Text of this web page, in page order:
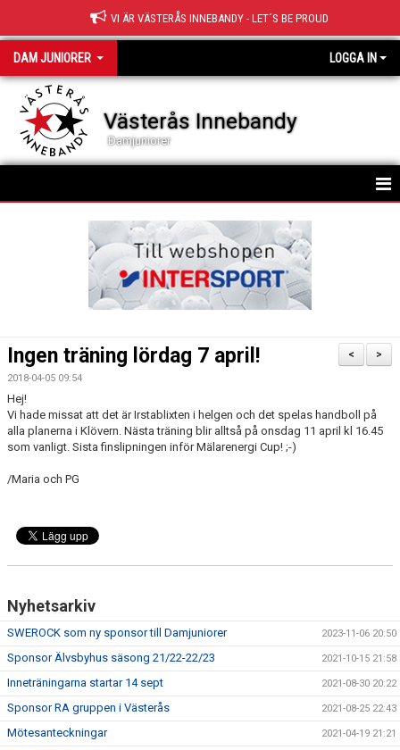
VI ÄR VÄSTERÅS INNEBANDY - LET´S BE PROUD
DAM JUNIORER LOGGA IN
Västerås Innebandy
Damjuniorer
MATCHER
DOKUMENT
>
<
Ingen träning lördag 7 april!
2018-04-05 09:54
Hej!
Vi hade missat att det är Irstablixten i helgen och det spelas handboll på
alla planerna i Klövern. Nästa träning blir alltså på onsdag 11 april kl 16.45
som vanligt. Sista finslipningen inför Mälarenergi Cup! ;-)
/Maria och PG
Nyhetsarkiv
SWEROCK som ny sponsor till Damjuniorer 2023-11-06 20:50
Sponsor Älvsbyhus säsong 21/22-22/23 2021-10-15 21:58
Inneträningarna startar 14 sept 2021-08-30 20:22
Sponsor RA gruppen i Västerås 2021-08-25 22:43
Mötesanteckningar 2021-04-19 21:21